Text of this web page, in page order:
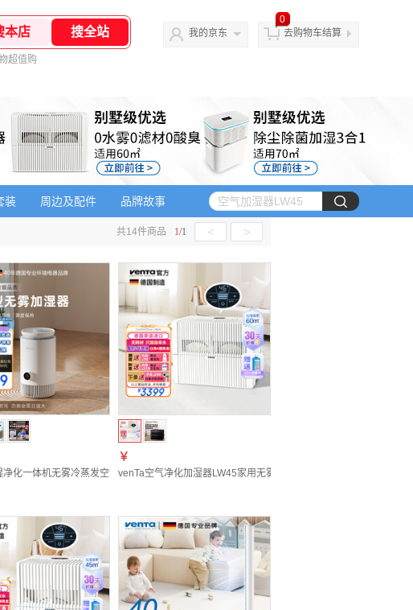
超值购
我的京东
0
去购物车结算
装 周边及配件 品牌故事
1/1 < >
共14件商品
雾霾沙尘猫狗毛 【进口复合型】AW730滤芯H13+活性炭 两片装
口无雾冷蒸发别墅大面积客厅甲醛PM2.5文塔温坦送礼 国产HEPA13滤芯
净化一体机无雾冷蒸发空气加湿净化器德国家用落地孕妇婴儿卧室客厅净化除菌除甲醛异味加
￥
venTa空气净化加湿器LW45家用无雾高端静音卧室客厅空调房大容